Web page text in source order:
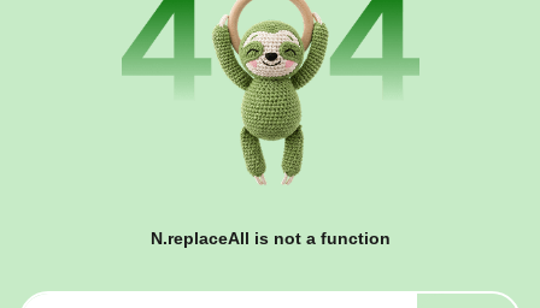
N.replaceAll is not a function